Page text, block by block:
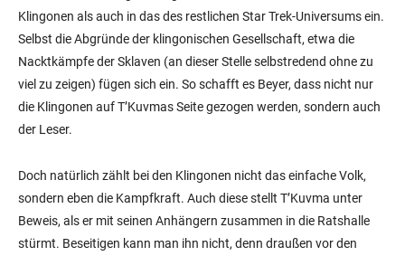
Klingonen als auch in das des restlichen Star Trek-Universums ein.
Selbst die Abgründe der klingonischen Gesellschaft, etwa die
Nacktkämpfe der Sklaven (an dieser Stelle selbstredend ohne zu
viel zu zeigen) fügen sich ein. So schafft es Beyer, dass nicht nur
die Klingonen auf T’Kuvmas Seite gezogen werden, sondern auch
der Leser.
Doch natürlich zählt bei den Klingonen nicht das einfache Volk,
sondern eben die Kampfkraft. Auch diese stellt T’Kuvma unter
Beweis, als er mit seinen Anhängern zusammen in die Ratshalle
stürmt. Beseitigen kann man ihn nicht, denn draußen vor den